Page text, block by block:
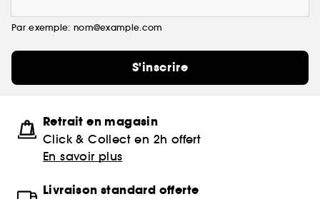
Par exemple: nom@example.com
S'inscrire
Retrait en magasin
Click & Collect en 2h offert
En savoir plus
Livraison standard offerte